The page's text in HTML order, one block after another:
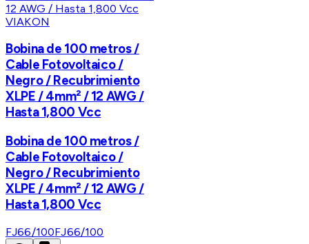
VIAKON
Bobina de 100 metros /
Cable Fotovoltaico /
Negro / Recubrimiento
XLPE / 4mm² / 12 AWG /
Hasta 1,800 Vcc
Bobina de 100 metros /
Cable Fotovoltaico /
Negro / Recubrimiento
XLPE / 4mm² / 12 AWG /
Hasta 1,800 Vcc
FJ66/100FJ66/100